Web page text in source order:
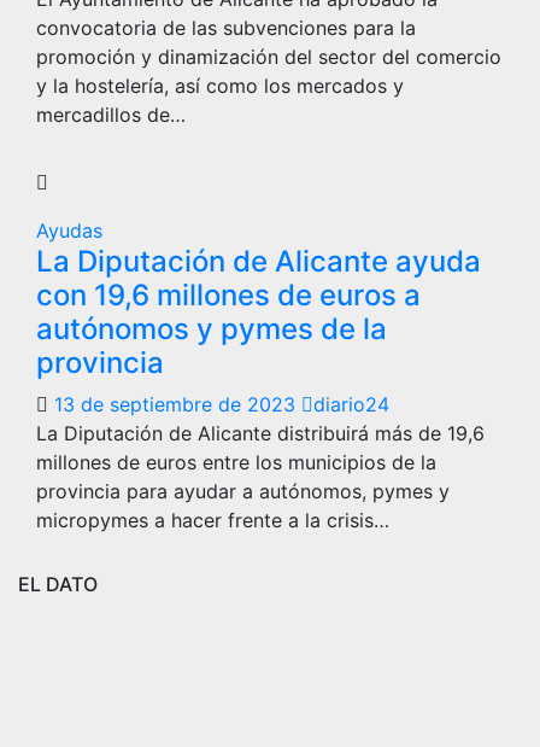
convocatoria de las subvenciones para la
promoción y dinamización del sector del comercio
y la hostelería, así como los mercados y
mercadillos de…
Ayudas
La Diputación de Alicante ayuda
con 19,6 millones de euros a
autónomos y pymes de la
provincia
13 de septiembre de 2023
diario24
La Diputación de Alicante distribuirá más de 19,6
millones de euros entre los municipios de la
provincia para ayudar a autónomos, pymes y
micropymes a hacer frente a la crisis…
EL DATO